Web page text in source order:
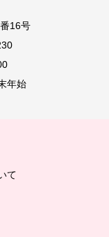
16号
年始
て